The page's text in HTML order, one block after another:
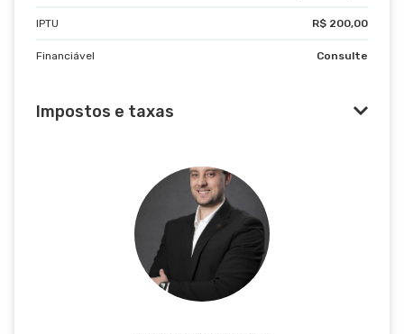
IPTU R$ 200,00
Financiável Consulte
Impostos e taxas